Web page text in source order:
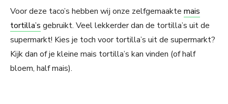
Voor deze taco’s hebben wij onze zelfgemaakte mais
tortilla’s gebruikt. Veel lekkerder dan de tortilla’s uit de
supermarkt! Kies je toch voor tortilla’s uit de supermarkt?
Kijk dan of je kleine mais tortilla’s kan vinden (of half
bloem, half mais).